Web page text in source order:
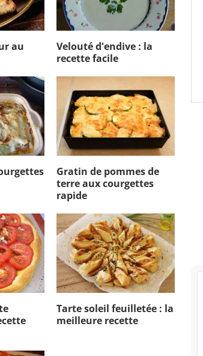
au
Velouté d'endive : la
recette facile
Gratin de pommes de
terre aux courgettes
rapide
Tarte soleil feuilletée : la
meilleure recette